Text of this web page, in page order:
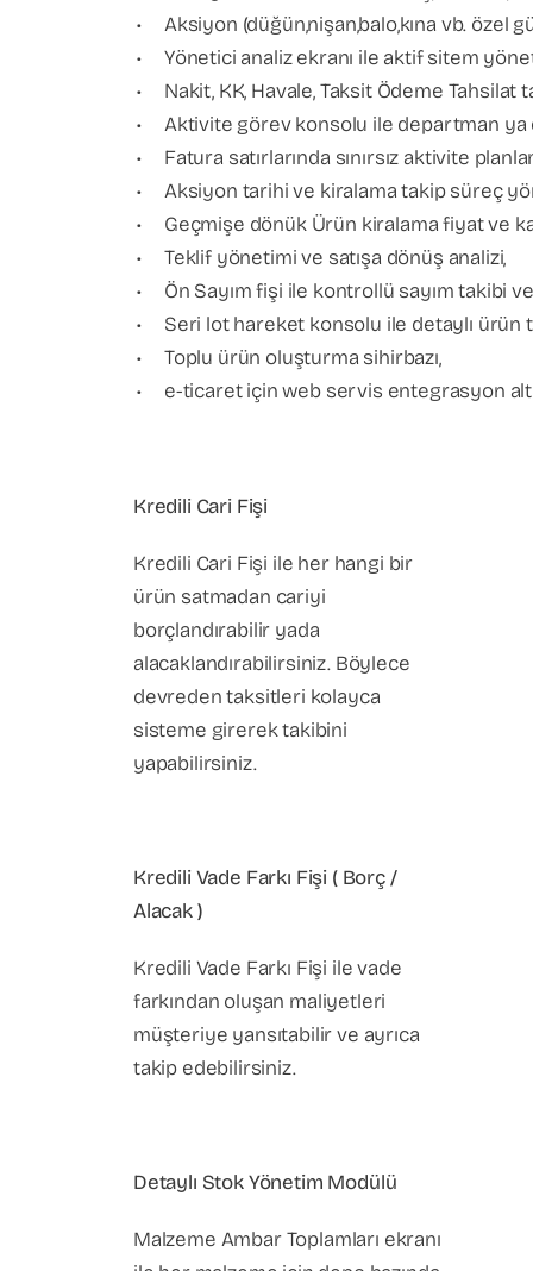
• Aksiyon (düğün,nişan,balo,kına vb. özel
• Yönetici analiz ekranı ile aktif sitem
• Nakit, KK, Havale, Taksit Ödeme Tahsilat
• Aktivite görev konsolu ile departman ya
• Fatura satırlarında sınırsız aktivite
• Aksiyon tarihi ve kiralama takip süreç
• Geçmişe dönük Ürün kiralama fiyat ve
• Teklif yönetimi ve satışa dönüş analizi,
• Ön Sayım fişi ile kontrollü sayım takibi
• Seri lot hareket konsolu ile detaylı ürün
• Toplu ürün oluşturma sihirbazı,
• e-ticaret için web servis entegrasyon
Kredili Cari Fişi
Kredili Cari Fişi ile her hangi bir
ürün satmadan cariyi
borçlandırabilir yada
alacaklandırabilirsiniz. Böylece
devreden taksitleri kolayca
sisteme girerek takibini
yapabilirsiniz.
Kredili Vade Farkı Fişi ( Borç /
Alacak )
Kredili Vade Farkı Fişi ile vade
farkından oluşan maliyetleri
müşteriye yansıtabilir ve ayrıca
takip edebilirsiniz.
Detaylı Stok Yönetim Modülü
Malzeme Ambar Toplamları ekranı